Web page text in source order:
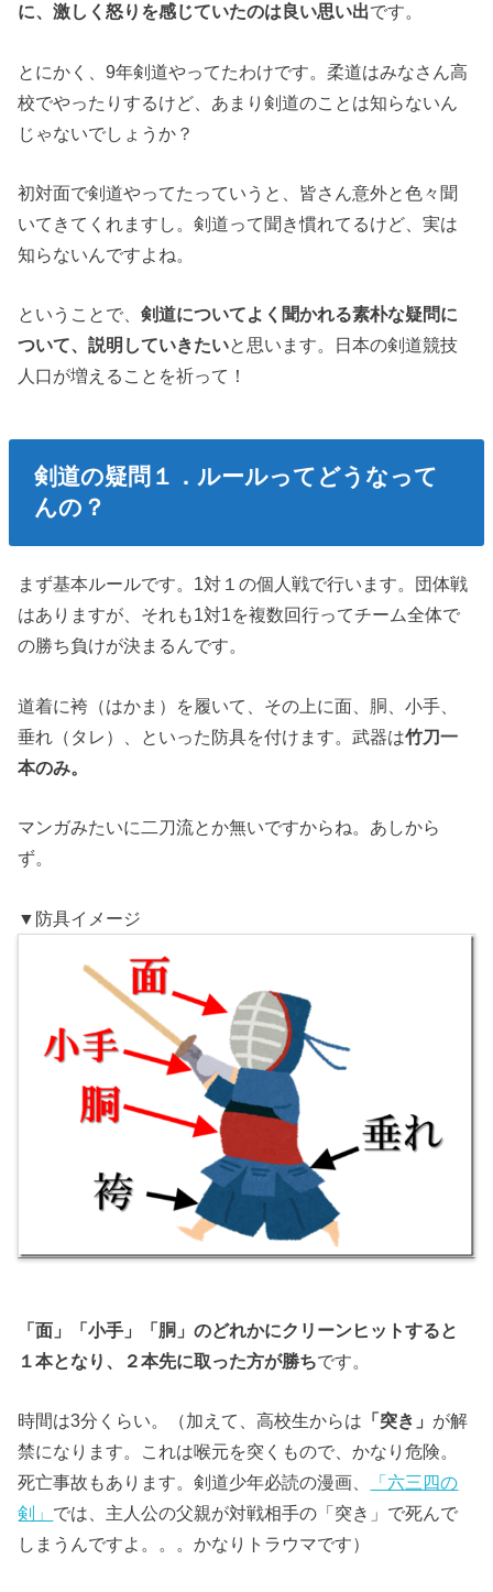
に、激しく怒りを感じていたのは良い思い出です。
とにかく、9年剣道やってたわけです。柔道はみなさん高
校でやったりするけど、あまり剣道のことは知らないん
じゃないでしょうか？
初対面で剣道やってたっていうと、皆さん意外と色々聞
いてきてくれますし。剣道って聞き慣れてるけど、実は
知らないんですよね。
ということで、剣道についてよく聞かれる素朴な疑問に
ついて、説明していきたいと思います。日本の剣道競技
人口が増えることを祈って！
剣道の疑問１．ルールってどうなって
んの？
まず基本ルールです。1対１の個人戦で行います。団体戦
はありますが、それも1対1を複数回行ってチーム全体で
の勝ち負けが決まるんです。
道着に袴（はかま）を履いて、その上に面、胴、小手、
垂れ（タレ）、といった防具を付けます。武器は竹刀一
本のみ。
マンガみたいに二刀流とか無いですからね。あしから
ず。
▼防具イメージ
「面」「小手」「胴」のどれかにクリーンヒットすると
１本となり、２本先に取った方が勝ちです。
時間は3分くらい。（加えて、高校生からは 「突き」 が解
禁になります。これは喉元を突くもので、かなり危険。
死亡事故もあります。剣道少年必読の漫画、
「六三四の
剣」 では、主人公の父親が対戦相手の「突き」で死んで
しまうんですよ。。。かなりトラウマです）